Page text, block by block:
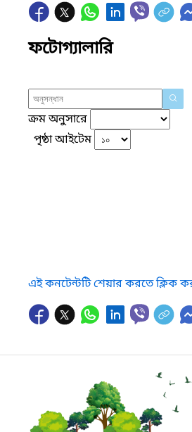
ফটোগ্যালারি
ক্রম অনুসারে
পৃষ্ঠা আইটেম
এই কনটেন্টটি শেয়ার করতে ক্লিক